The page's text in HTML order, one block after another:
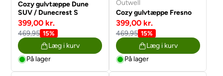
Cozy gulvtæppe Dune
SUV / Dunecrest S
399,00 kr.
469,95 15%
Læg i kurv
På lager
Outwell
Cozy gulvtæppe Fresno
399,00 kr.
469,95 15%
Læg i kurv
På lager